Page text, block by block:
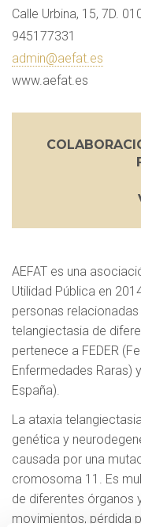
Calle Urbina, 15, 7D.
945177331
admin@aefat.es
www.aefat.es
AEFAT es una
Utilidad Pública en
personas
telangiectasia de
pertenece a FEDER
Enfermedades Raras)
España).
La ataxia
genética y
causada por una
cromosoma 11. Es
de diferentes órganos
movimientos, pérdida